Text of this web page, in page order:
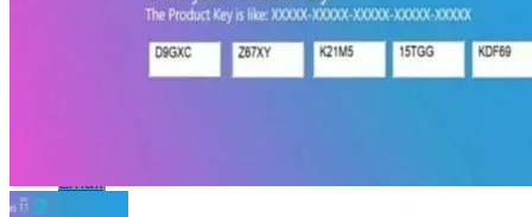
Email